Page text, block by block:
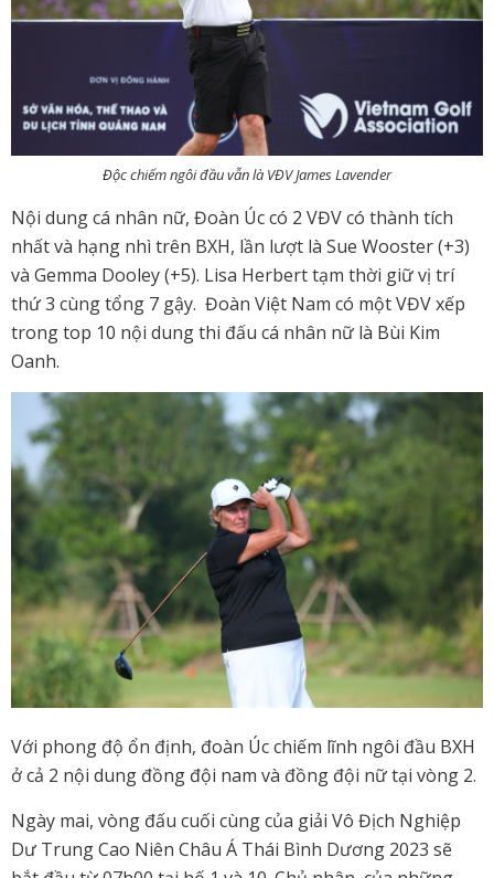
Độc chiếm ngôi đầu vẫn là VĐV James Lavender
Nội dung cá nhân nữ, Đoàn Úc có 2 VĐV có thành tích
nhất và hạng nhì trên BXH, lần lượt là Sue Wooster (+3)
và Gemma Dooley (+5). Lisa Herbert tạm thời giữ vị trí
thứ 3 cùng tổng 7 gậy. Đoàn Việt Nam có một VĐV xếp
trong top 10 nội dung thi đấu cá nhân nữ là Bùi Kim
Oanh.
Với phong độ ổn định, đoàn Úc chiếm lĩnh ngôi đầu BXH
ở cả 2 nội dung đồng đội nam và đồng đội nữ tại vòng 2.
Ngày mai, vòng đấu cuối cùng của giải Vô Địch Nghiệp
Dư Trung Cao Niên Châu Á Thái Bình Dương 2023 sẽ